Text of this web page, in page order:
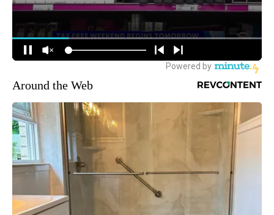
Around the Web